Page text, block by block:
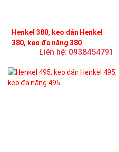
Henkel 380, keo dán Henkel
380, keo đa năng 380
Liên hệ: 0938454791